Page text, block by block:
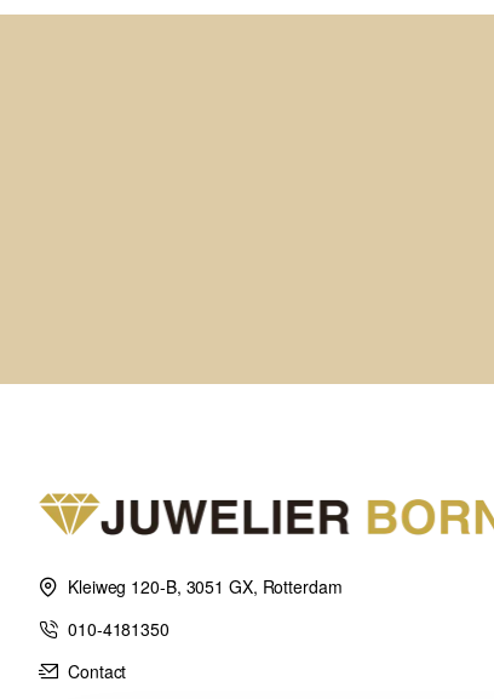
Kleiweg 120-B, 3051 GX, Rotterdam
010-4181350
Contact